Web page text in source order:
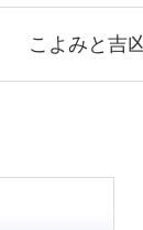
こよみと吉